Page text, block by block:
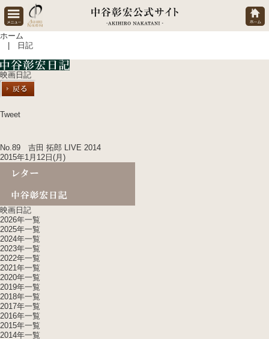
ホーム
| 日記
映画日記
Tweet
No.89 吉田 拓郎 LIVE 2014
2015年1月12日(月)
映画日記
2026年一覧
2025年一覧
2024年一覧
2023年一覧
2022年一覧
2021年一覧
2020年一覧
2019年一覧
2018年一覧
2017年一覧
2016年一覧
2015年一覧
2014年一覧